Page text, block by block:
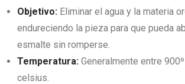
Objetivo: Eliminar el agua y la materia
endureciendo la pieza para que pueda
esmalte sin romperse.
Temperatura: Generalmente entre
celsius.